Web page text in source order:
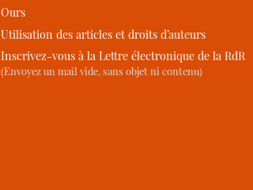
Ours
Utilisation des articles et droits d’auteurs
Inscrivez-vous à la Lettre électronique de la RdR
(Envoyez un mail vide, sans objet ni contenu)